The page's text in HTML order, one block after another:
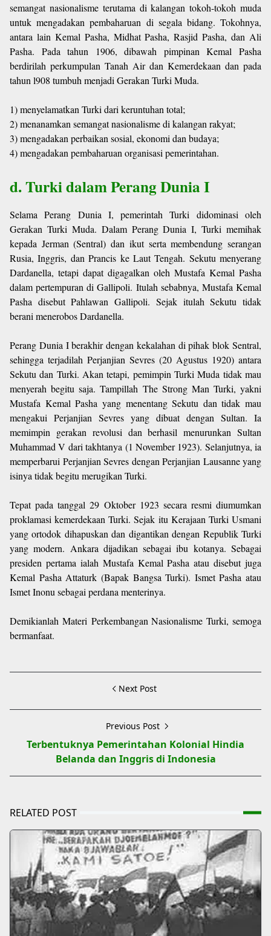
semangat nasionalisme terutama di kalangan tokoh-tokoh muda
untuk mengadakan pembaharuan di segala bidang. Tokohnya,
antara lain Kemal Pasha, Midhat Pasha, Rasjid Pasha, dan Ali
Pasha. Pada tahun 1906, dibawah pimpinan Kemal Pasha
berdirilah perkumpulan Tanah Air dan Kemerdekaan dan pada
tahun l908 tumbuh menjadi Gerakan Turki Muda.
1) menyelamatkan Turki dari keruntuhan total;
2) menanamkan semangat nasionalisme di kalangan rakyat;
3) mengadakan perbaikan sosial, ekonomi dan budaya;
4) mengadakan pembaharuan organisasi pemerintahan.
d. Turki dalam Perang Dunia I
Selama Perang Dunia I, pemerintah Turki didominasi oleh
Gerakan Turki Muda. Dalam Perang Dunia I, Turki memihak
kepada Jerman (Sentral) dan ikut serta membendung serangan
Rusia, Inggris, dan Prancis ke Laut Tengah. Sekutu menyerang
Dardanella, tetapi dapat digagalkan oleh Mustafa Kemal Pasha
dalam pertempuran di Gallipoli. Itulah sebabnya, Mustafa Kemal
Pasha disebut Pahlawan Gallipoli. Sejak itulah Sekutu tidak
berani menerobos Dardanella.
Perang Dunia I berakhir dengan kekalahan di pihak blok Sentral,
sehingga terjadilah Perjanjian Sevres (20 Agustus 1920) antara
Sekutu dan Turki. Akan tetapi, pemimpin Turki Muda tidak mau
menyerah begitu saja. Tampillah The Strong Man Turki, yakni
Mustafa Kemal Pasha yang menentang Sekutu dan tidak mau
mengakui Perjanjian Sevres yang dibuat dengan Sultan. Ia
memimpin gerakan revolusi dan berhasil menurunkan Sultan
Muhammad V dari takhtanya (1 November 1923). Selanjutnya, ia
memperbarui Perjanjian Sevres dengan Perjanjian Lausanne yang
isinya tidak begitu merugikan Turki.
Tepat pada tanggal 29 Oktober 1923 secara resmi diumumkan
proklamasi kemerdekaan Turki. Sejak itu Kerajaan Turki Usmani
yang ortodok dihapuskan dan digantikan dengan Republik Turki
yang modern. Ankara dijadikan sebagai ibu kotanya. Sebagai
presiden pertama ialah Mustafa Kemal Pasha atau disebut juga
Kemal Pasha Attaturk (Bapak Bangsa Turki). Ismet Pasha atau
Ismet Inonu sebagai perdana menterinya.
Demikianlah Materi Perkembangan Nasionalisme Turki, semoga
bermanfaat.
Next Post
Previous Post
Terbentuknya Pemerintahan Kolonial Hindia
Belanda dan Inggris di Indonesia
RELATED POST